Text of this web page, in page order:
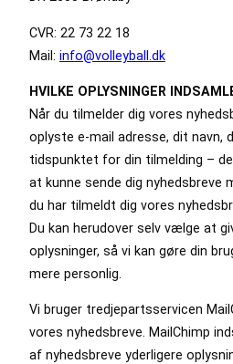
CVR: 22 73 22 18
Mail: info@volleyball.dk
HVILKE OPLYSNINGER
Når du tilmelder dig vores
oplyste e-mail adresse, dit navn,
tidspunktet for din tilmelding –
at kunne sende dig nyhedsbreve
du har tilmeldt dig vores
Du kan herudover selv vælge at
oplysninger, så vi kan gøre din
mere personlig.
Vi bruger tredjepartsservicen
vores nyhedsbreve. MailChimp
af nyhedsbreve yderligere